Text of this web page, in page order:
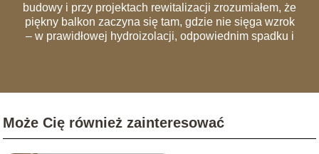
budowy i przy projektach rewitalizacji zrozumiałem, że
piękny balkon zaczyna się tam, gdzie nie sięga wzrok
– w prawidłowej hydroizolacji, odpowiednim spadku i
remonty trzeba powtarzać co dwa sezony. Analizuję
kompozytowych i systemów wentylowanych, po
tradycyjną ceramikę. Moim celem jest edukowanie
Może Cię również zainteresować